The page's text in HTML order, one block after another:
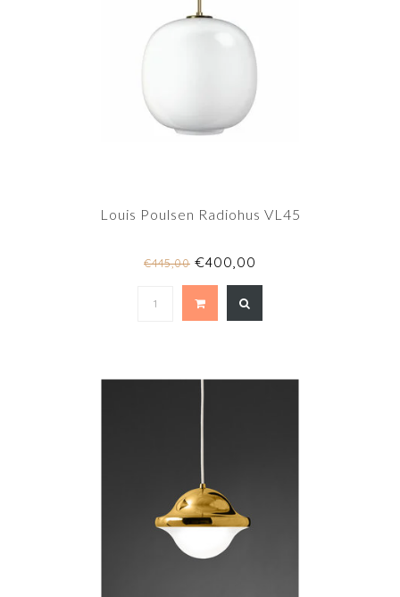
Louis Poulsen Radiohus VL45
€445,00 €400,00